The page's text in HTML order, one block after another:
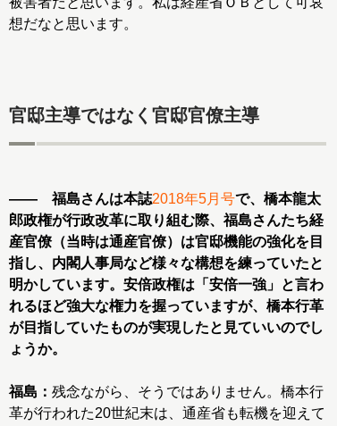
想だなと思います。
官邸主導ではなく官邸官僚主導
―― 福島さんは本誌2018年5月号で、橋本龍太
郎政権が行政改革に取り組む際、福島さんたち経
産官僚（当時は通産官僚）は官邸機能の強化を目
指し、内閣人事局など様々な構想を練っていたと
明かしています。安倍政権は「安倍一強」と言わ
れるほど強大な権力を握っていますが、橋本行革
が目指していたものが実現したと見ていいのでし
ょうか。
福島： 残念ながら、そうではありません。橋本行
革が行われた20世紀末は、通産省も転機を迎えて